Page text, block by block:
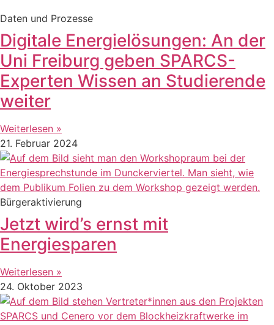
Daten und Prozesse
Digitale Energielösungen: An der
Uni Freiburg geben SPARCS-
Experten Wissen an Studierende
weiter
Weiterlesen »
21. Februar 2024
Bürgeraktivierung
Jetzt wird’s ernst mit
Energiesparen
Weiterlesen »
24. Oktober 2023